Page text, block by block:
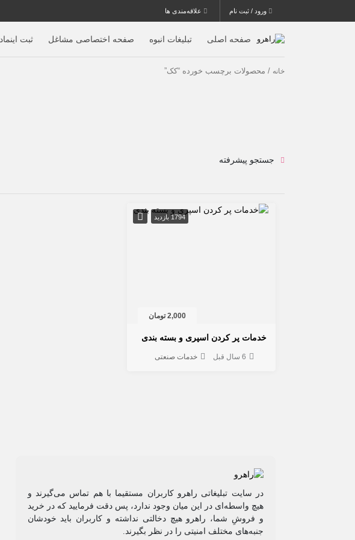
ورود / ثبت نام علاقه‌مندی ها
صفحه اصلی تبلیغات انبوه صفحه اختصاصی مشاغل ثبت اینماد
خانه / محصولات برچسب خورده “کک”
جستجو پیشرفته
1794 بازدید
2,000 تومان
خدمات پر کردن اسپری و بسته بندی
6 سال قبل خدمات صنعتی
در سایت تبلیغاتی راهرو کاربران مستقیما با هم تماس می‌گیرند و
هیچ واسطه‌ای در این میان وجود ندارد، پس دقت فرمایید که در خرید
و فروشِ شما، راهرو هیچ دخالتی نداشته و کاربران باید خودشان
جنبه‌های مختلف امنیتی را در نظر بگیرند.